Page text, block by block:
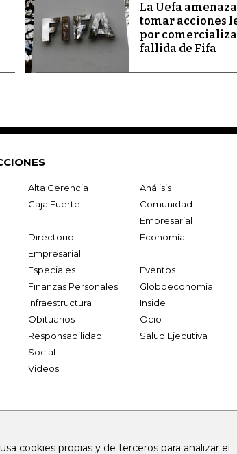
cookies propias y de terceros para analizar el
La Uefa
tomar acciones
por
fallida de Fifa
Alta Gerencia
Análisis
Caja Fuerte
Comunidad
Empresarial
Directorio
Empresarial
Economía
Especiales
Eventos
Finanzas Personales
Globoeconomía
Infraestructura
Inside
Obituarios
Ocio
Responsabilidad
Social
Salud Ejecutiva
Videos
firmasdeabogados.com